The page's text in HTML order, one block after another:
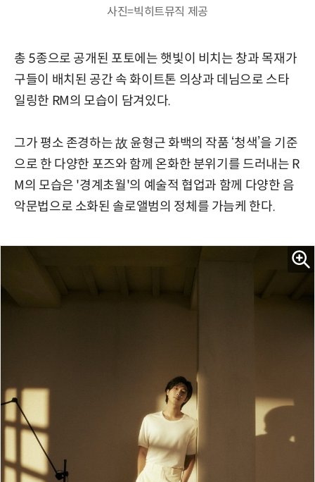
사진=빅히트뮤직 제공
총 5종으로 공개된 포토에는 햇빛이 비치는 창과 목재가
구들이 배치된 공간 속 화이트톤 의상과 데님으로 스타
일링한 RM의 모습이 담겨있다.
그가 평소 존경하는 故 윤형근 화백의 작품 ‘청색’을 기준
으로 한 다양한 포즈와 함께 온화한 분위기를 드러내는 R
M의 모습은 '경계초월'의 예술적 협업과 함께 다양한 음
악문법으로 소화된 솔로앨범의 정체를 가늠케 한다.